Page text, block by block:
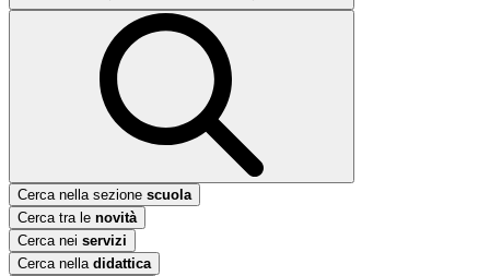
Cerca nella sezione scuola
Cerca tra le novità
Cerca nei servizi
Cerca nella didattica